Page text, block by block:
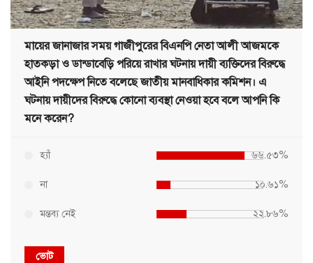
মায়ের জানাজার সময় গাজীপুরের বিএনপি নেতা আলী আজমকে
হাতকড়া ও ডান্ডাবেড়ি পরিয়ে রাখার ঘটনায় দায়ী ব্যক্তিদের বিরুদ্ধে
আইনি পদক্ষেপ নিতে বলেছে জাতীয় মানবাধিকার কমিশন। এ
ঘটনায় দায়ীদের বিরুদ্ধে কোনো ব্যবস্থা নেওয়া হবে বলে আপনি কি
মনে করেন?
হ্যাঁ ৬৬.৫৩%
না ১০.৬১%
মন্তব্য নেই ২২.৮৬%
ভোট